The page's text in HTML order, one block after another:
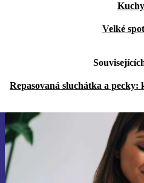
Velké
Repasovaná sluchátka a
Přihlas se k
ušetři 400 Kč!
Už nikdy